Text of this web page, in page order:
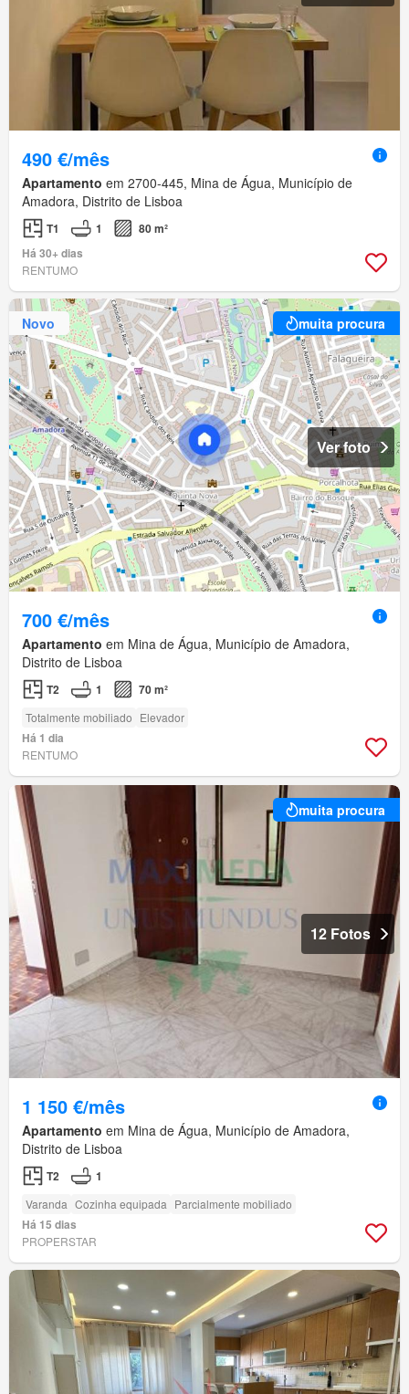
490 €/mês
Apartamento em 2700-445, Mina de Água, Município de
Amadora, Distrito de Lisboa
T1 1
80 m²
Há 30+ dias
RENTUMO
Novo muita procura
Ver foto
700 €/mês
Apartamento em Mina de Água, Município de Amadora,
Distrito de Lisboa
T2 1 70 m²
Totalmente mobiliado Elevador
Há 1 dia
RENTUMO
muita procura
12 Fotos
1 150 €/mês
Apartamento em Mina de Água, Município de Amadora,
Distrito de Lisboa
T2 1
Varanda Cozinha equipada Parcialmente mobiliado
Há 15 dias
PROPERSTAR